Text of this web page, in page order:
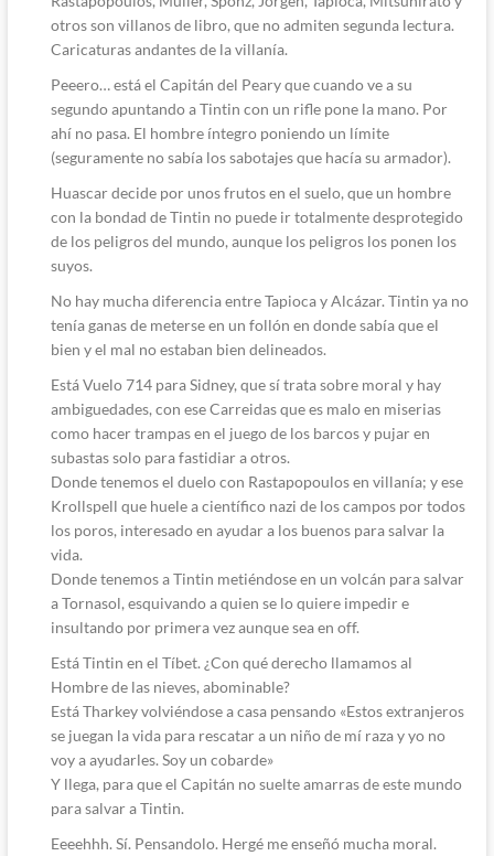
otros son villanos de libro, que no admiten segunda lectura.
Caricaturas andantes de la villanía.
Peeero… está el Capitán del Peary que cuando ve a su
segundo apuntando a Tintin con un rifle pone la mano. Por
ahí no pasa. El hombre íntegro poniendo un límite
(seguramente no sabía los sabotajes que hacía su armador).
Huascar decide por unos frutos en el suelo, que un hombre
con la bondad de Tintin no puede ir totalmente desprotegido
de los peligros del mundo, aunque los peligros los ponen los
suyos.
No hay mucha diferencia entre Tapioca y Alcázar. Tintin ya no
tenía ganas de meterse en un follón en donde sabía que el
bien y el mal no estaban bien delineados.
Está Vuelo 714 para Sidney, que sí trata sobre moral y hay
ambiguedades, con ese Carreidas que es malo en miserias
como hacer trampas en el juego de los barcos y pujar en
subastas solo para fastidiar a otros.
Donde tenemos el duelo con Rastapopoulos en villanía; y ese
Krollspell que huele a científico nazi de los campos por todos
los poros, interesado en ayudar a los buenos para salvar la
vida.
Donde tenemos a Tintin metiéndose en un volcán para salvar
a Tornasol, esquivando a quien se lo quiere impedir e
insultando por primera vez aunque sea en off.
Está Tintin en el Tíbet. ¿Con qué derecho llamamos al
Hombre de las nieves, abominable?
Está Tharkey volviéndose a casa pensando «Estos extranjeros
se juegan la vida para rescatar a un niño de mí raza y yo no
voy a ayudarles. Soy un cobarde»
Y llega, para que el Capitán no suelte amarras de este mundo
para salvar a Tintin.
Eeeehhh. Sí. Pensandolo. Hergé me enseñó mucha moral.